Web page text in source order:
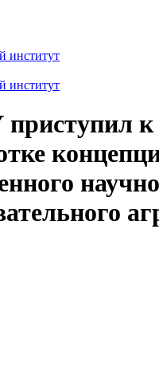
институт
институт
к